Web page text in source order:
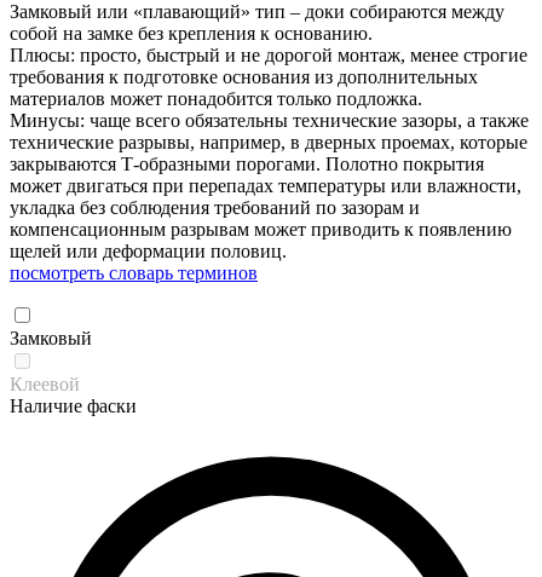
Замковый или «плавающий» тип – доки собираются между
собой на замке без крепления к основанию.
Плюсы: просто, быстрый и не дорогой монтаж, менее строгие
требования к подготовке основания из дополнительных
материалов может понадобится только подложка.
Минусы: чаще всего обязательны технические зазоры, а также
технические разрывы, например, в дверных проемах, которые
закрываются Т-образными порогами. Полотно покрытия
может двигаться при перепадах температуры или влажности,
укладка без соблюдения требований по зазорам и
компенсационным разрывам может приводить к появлению
щелей или деформации половиц.
посмотреть словарь терминов
Замковый
Клеевой
Наличие фаски